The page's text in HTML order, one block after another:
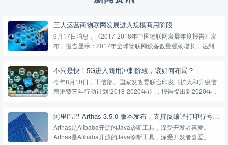
三大运营商物联网发展进入规模商用阶段
9月17日消息，《2017-2018年中国物联网发展年度报告》发
布，报告显示：2017年全球物联网设备数量强劲增长，达到
不只是快！5G进入商用冲刺阶段，该如何布局？
今年8月10日，工信部、国家发改委联合印发《扩大和升级信
息消费三年行动计划(2018-2020年)》，报告提出到2020年，
阿里巴巴 Arthas 3.5.0 版本发布，支持反编译打印行号和统一鉴权
Arthas是Alibaba开源的Java诊断工具，深受开发者喜爱。
Arthas是Alibaba开源的Java诊断工具，深受开发者喜爱。